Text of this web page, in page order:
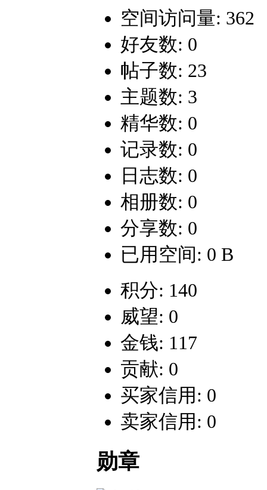
空间访问量: 362
好友数: 0
帖子数: 23
主题数: 3
精华数: 0
记录数: 0
日志数: 0
相册数: 0
分享数: 0
已用空间: 0 B
积分: 140
威望: 0
金钱: 117
贡献: 0
买家信用: 0
卖家信用: 0
勋章